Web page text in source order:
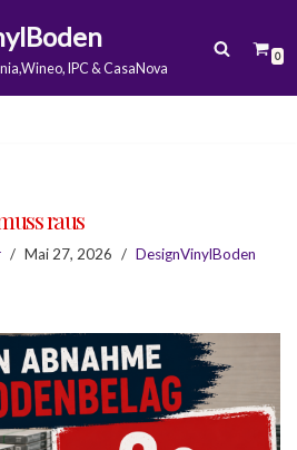
IPC & CasaNova
0
raus
Mai 27, 2026 DesignVinylBoden